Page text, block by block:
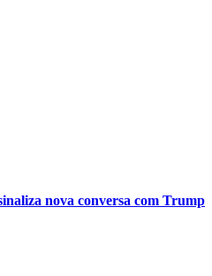
nova conversa com Trump